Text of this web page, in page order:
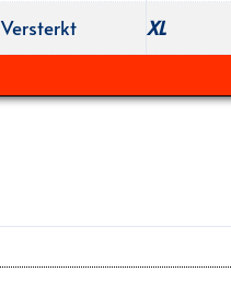
Versterkt
XL